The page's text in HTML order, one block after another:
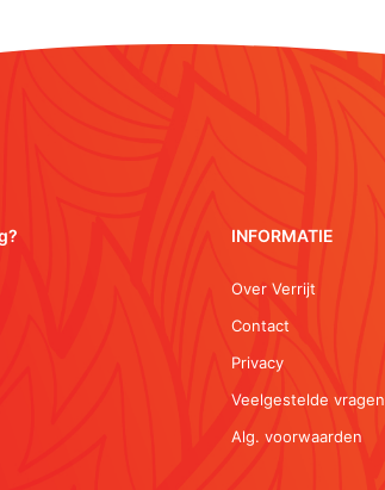
INFORMATIE
Over Verrijt
Contact
Privacy
Veelgestelde vragen
Alg. voorwaarden